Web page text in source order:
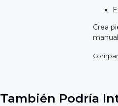
Crea
También Podría